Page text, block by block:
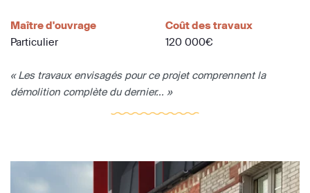
Maître d'ouvrage
Particulier
Coût des travaux
120 000€
« Les travaux envisagés pour ce projet comprennent la
démolition complète du dernier... »